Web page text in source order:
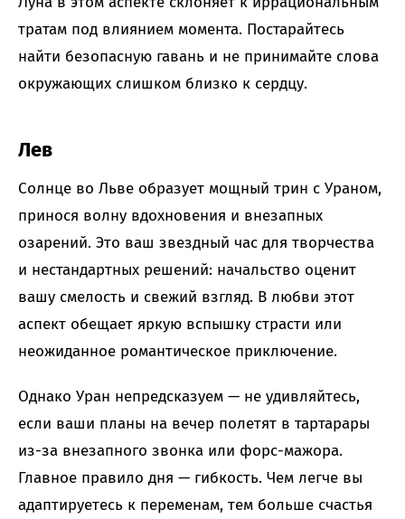
тратам под влиянием момента. Постарайтесь
найти безопасную гавань и не принимайте слова
окружающих слишком близко к сердцу.
Лев
Солнце во Льве образует мощный трин с Ураном,
принося волну вдохновения и внезапных
озарений. Это ваш звездный час для творчества
и нестандартных решений: начальство оценит
вашу смелость и свежий взгляд. В любви этот
аспект обещает яркую вспышку страсти или
неожиданное романтическое приключение.
Однако Уран непредсказуем — не удивляйтесь,
если ваши планы на вечер полетят в тартарары
из-за внезапного звонка или форс-мажора.
Главное правило дня — гибкость. Чем легче вы
адаптируетесь к переменам, тем больше счастья